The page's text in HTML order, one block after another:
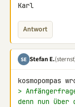
Karl
Antwort
SE Stefan E.
>
denn nun über